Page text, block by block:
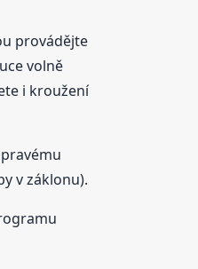
provádějte
volně
i kroužení
v záklonu).